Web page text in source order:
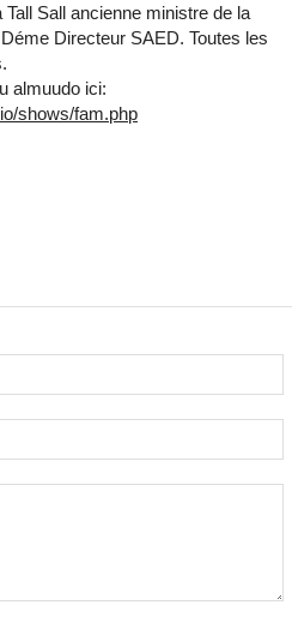
Sall ancienne ministre de la
Directeur SAED. Toutes les
almuudo ici:
shows/fam.php